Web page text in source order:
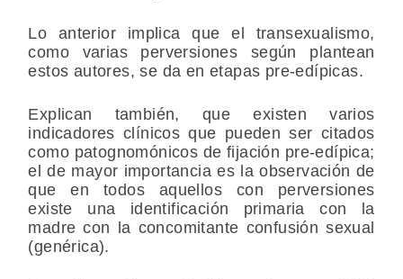
Lo anterior implica que el transexualismo,
como varias perversiones según plantean
estos autores, se da en etapas pre-edípicas.
Explican también, que existen varios
indicadores clínicos que pueden ser citados
como patognomónicos de fijación pre-edípica;
el de mayor importancia es la observación de
que en todos aquellos con perversiones
existe una identificación primaria con la
madre con la concomitante confusión sexual
(genérica).